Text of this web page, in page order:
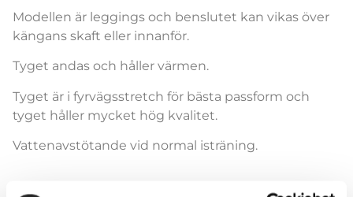
Modellen är leggings och benslutet kan vikas över
kängans skaft eller innanför.
Tyget andas och håller värmen.
Tyget är i fyrvägsstretch för bästa passform och
tyget håller mycket hög kvalitet.
Vattenavstötande vid normal isträning.